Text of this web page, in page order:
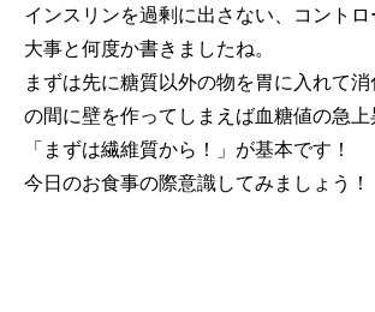
インスリンを過剰に出さない、コント
大事と何度か書きましたね。
まずは先に糖質以外の物を胃に入れて
の間に壁を作ってしまえば血糖値の急上
「まずは繊維質から！」が基本です！
今日のお食事の際意識してみましょう！